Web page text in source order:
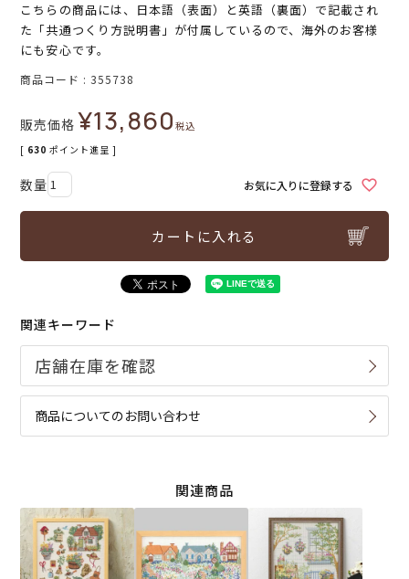
こちらの商品には、日本語（表面）と英語（裏面）で記載され
た「共通つくり方説明書」が付属しているので、海外のお客様
にも安心です。
商品コード 355738
販売価格 ¥13,860税込
[ 630 ポイント進呈 ]
お気に入りに登録する
カートに入れる
関連キーワード
商品についてのお問い合わせ
関連商品